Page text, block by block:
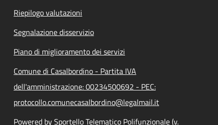
Riepilogo valutazioni
Segnalazione disservizio
Piano di miglioramento dei servizi
Comune di Casalbordino - Partita IVA
dell'amministrazione: 00234500692 - PEC:
protocollo.comunecasalbordino@legalmail.it
Powered by Sportello Telematico Polifunzionale (v.